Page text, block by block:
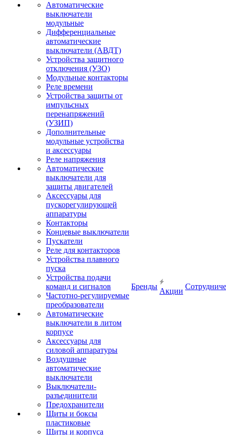
Автоматические
выключатели
модульные
Дифференциальные
автоматические
выключатели (АВДТ)
Устройства защитного
отключения (УЗО)
Модульные контакторы
Реле времени
Устройства защиты от
импульсных
перенапряжений
(УЗИП)
Дополнительные
модульные устройства
и аксессуары
Реле напряжения
Автоматические
выключатели для
защиты двигателей
Аксессуары для
пускорегулирующей
аппаратуры
Контакторы
Концевые выключатели
Пускатели
Реле для контакторов
Устройства плавного
пуска
Устройства подачи
команд и сигналов
Частотно-регулируемые
преобразователи
Автоматические
выключатели в литом
корпусе
Аксессуары для
силовой аппаратуры
Воздушные
автоматические
выключатели
Выключатели-
разъединители
Предохранители
Щиты и боксы
пластиковые
Щиты и корпуса
Бренды
Акции